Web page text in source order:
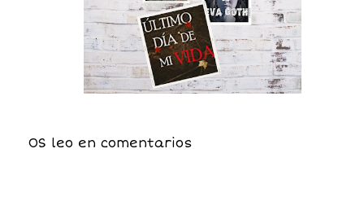
OS leo en comentarios